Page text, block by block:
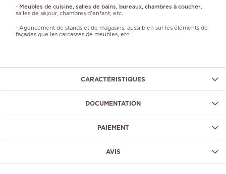
- Meubles de cuisine, salles de bains, bureaux, chambres à coucher
salles de séjour, chambres d'enfant, etc.
- Agencement de stands et de magasins, aussi bien sur les éléments de
façades que les carcasses de meubles, etc.
CARACTÉRISTIQUES
DOCUMENTATION
PAIEMENT
AVIS